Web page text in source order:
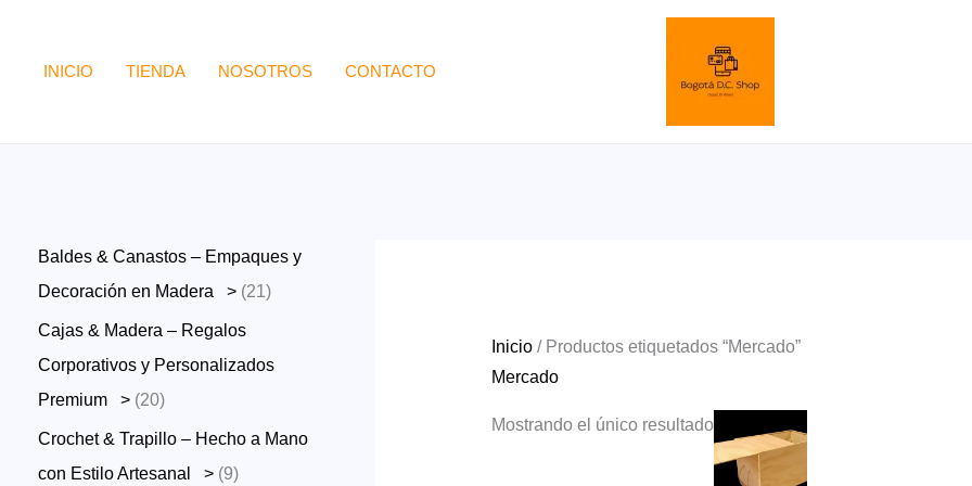
contenido
INICIO TIENDA NOSOTROS CONTACTO
Baldes & Canastos – Empaques y
Decoración en Madera > 212
p
o
Cajas & Madera – Regalos
Corporativos y Personalizados
Premium > 202
0
p
Crochet & Trapillo – Hecho a Mano
con Estilo Artesanal > 99
Inicio/ Productos etiquetados “Mercado”
Mercado
Mostrando el único resultado